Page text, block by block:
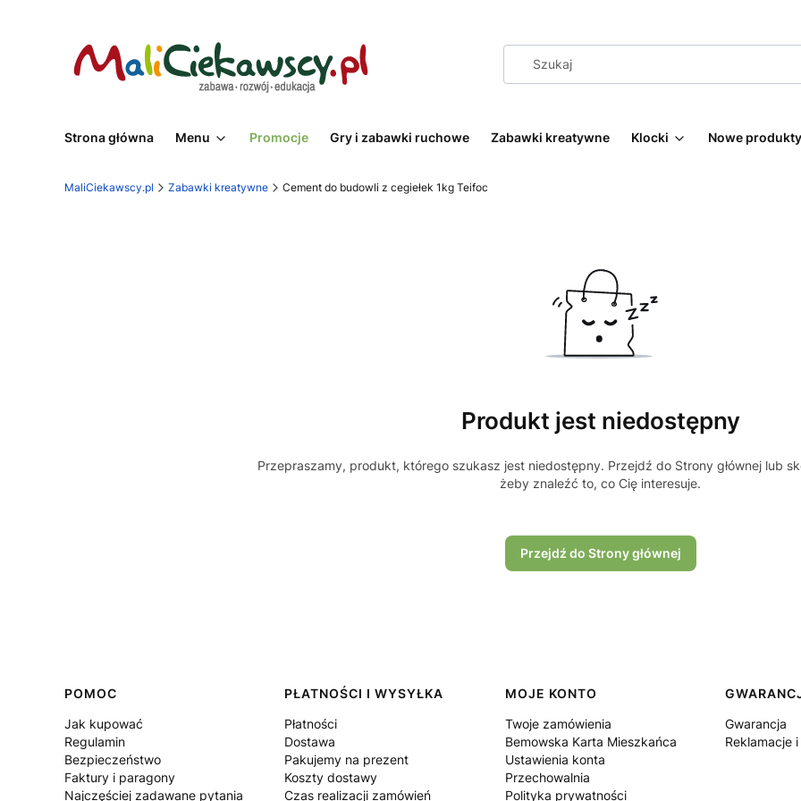
Strona główna Menu Promocje Gry i zabawki ruchowe Zabawki kreatywne Klocki Nowe produkty
MaliCiekawscy.pl Zabawki kreatywne Cement do budowli z cegiełek 1kg Teifoc
Produkt jest niedostępny
Przepraszamy, produkt, którego szukasz jest niedostępny. Przejdź do Strony głównej lub
żeby znaleźć to, co Cię interesuje.
Przejdź do Strony głównej
Linki w stopce
POMOC
Jak kupować
Regulamin
Bezpieczeństwo
Faktury i paragony
Najczęściej zadawane pytania
PŁATNOŚCI I WYSYŁKA
Płatności
Dostawa
Pakujemy na prezent
Koszty dostawy
Czas realizacji zamówień
MOJE KONTO
Twoje zamówienia
Bemowska Karta Mieszkańca
Ustawienia konta
Przechowalnia
Polityka prywatności
Gwarancja
Reklamacje